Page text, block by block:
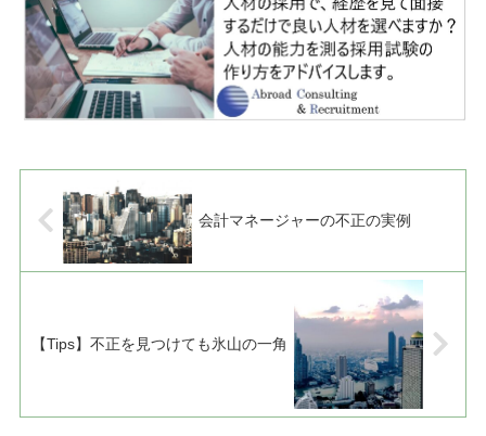
会計マネージャーの不正の実例
【Tips】不正を見つけても氷山の一角